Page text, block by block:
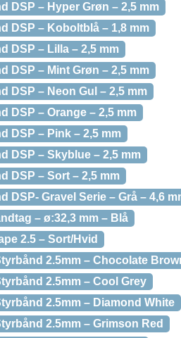
DSP – Hyper Grøn – 2,5 mm
DSP – Koboltblå – 1,8 mm
DSP – Lilla – 2,5 mm
DSP – Mint Grøn – 2,5 mm
DSP – Neon Gul – 2,5 mm
DSP – Orange – 2,5 mm
DSP – Pink – 2,5 mm
DSP – Skyblue – 2,5 mm
DSP – Sort – 2,5 mm
DSP- Gravel Serie – Grå – 4,6
– ø:32,3 mm – Blå
2.5 – Sort/Hvid
2.5mm – Chocolate
2.5mm – Cool Grey
2.5mm – Diamond White
2.5mm – Grimson Red